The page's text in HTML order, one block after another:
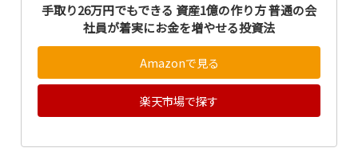
手取り26万円でもできる 資産1億の作り方 普通の会
社員が着実にお金を増やせる投資法
Amazonで見る
楽天市場で探す